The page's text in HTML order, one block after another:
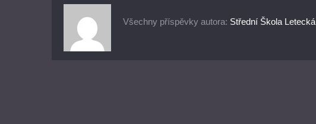
Všechny příspěvky autora: Střední Škola Letecká